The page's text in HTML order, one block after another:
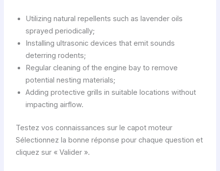
Utilizing natural repellents such as lavender oils
sprayed periodically;
Installing ultrasonic devices that emit sounds
deterring rodents;
Regular cleaning of the engine bay to remove
potential nesting materials;
Adding protective grills in suitable locations without
impacting airflow.
Testez vos connaissances sur le capot moteur
Sélectionnez la bonne réponse pour chaque question et
cliquez sur « Valider ».